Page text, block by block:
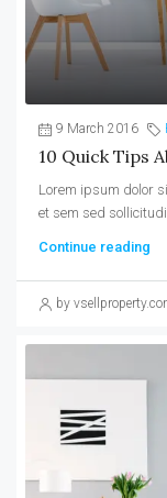
9 March 2016
10 Quick Tips
Lorem ipsum dolor
et sem sed
Continue reading
by